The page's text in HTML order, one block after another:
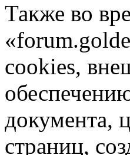
Также во
cookies,
документа,
страниц,